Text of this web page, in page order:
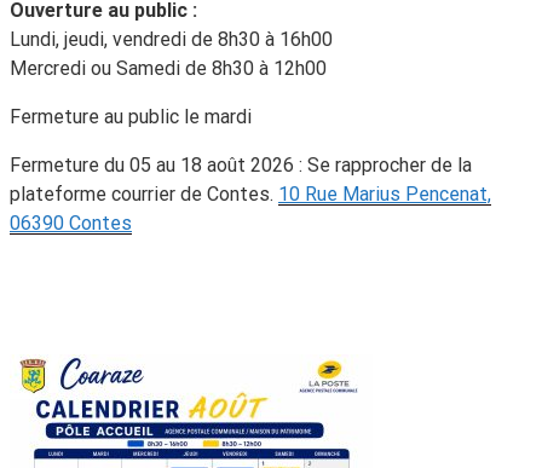
Ouverture au public :
Lundi, jeudi, vendredi de 8h30 à 16h00
Mercredi ou Samedi de 8h30 à 12h00
Fermeture au public le mardi
Fermeture du 05 au 18 août 2026 : Se rapprocher de la
plateforme courrier de Contes. 10 Rue Marius Pencenat,
06390 Contes